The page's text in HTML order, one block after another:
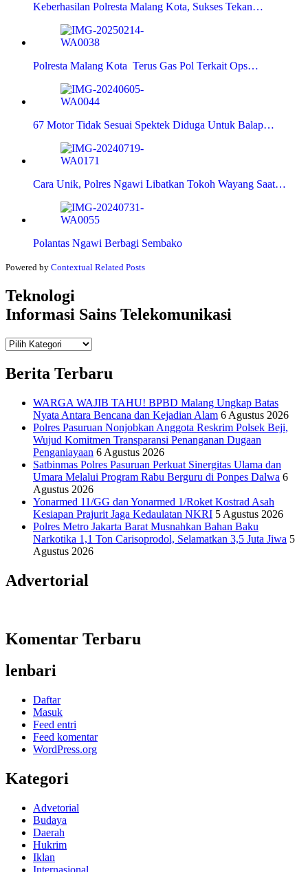
Keberhasilan Polresta Malang Kota, Sukses Tekan…
Polresta Malang Kota Terus Gas Pol Terkait Ops…
67 Motor Tidak Sesuai Spektek Diduga Untuk Balap…
Cara Unik, Polres Ngawi Libatkan Tokoh Wayang Saat…
Polantas Ngawi Berbagi Sembako
Powered by Contextual Related Posts
Teknologi
Informasi Sains Telekomunikasi
Teknologi
Berita Terbaru
WARGA WAJIB TAHU! BPBD Malang Ungkap Batas
Nyata Antara Bencana dan Kejadian Alam 6 Agustus 2026
Polres Pasuruan Nonjobkan Anggota Reskrim Polsek Beji,
Wujud Komitmen Transparansi Penanganan Dugaan
Penganiayaan 6 Agustus 2026
Satbinmas Polres Pasuruan Perkuat Sinergitas Ulama dan
Umara Melalui Program Rabu Berguru di Ponpes Dalwa 6
Agustus 2026
Yonarmed 11/GG dan Yonarmed 1/Roket Kostrad Asah
Kesiapan Prajurit Jaga Kedaulatan NKRI 5 Agustus 2026
Polres Metro Jakarta Barat Musnahkan Bahan Baku
Narkotika 1,1 Ton Carisoprodol, Selamatkan 3,5 Juta Jiwa 5
Agustus 2026
Advertorial
Komentar Terbaru
lenbari
Daftar
Masuk
Feed entri
Feed komentar
WordPress.org
Kategori
Advetorial
Budaya
Daerah
Hukrim
Iklan